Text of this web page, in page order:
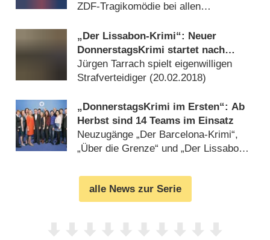
ZDF-Tragikomödie bei allen
„Der Lissabon-Krimi“: Neuer
DonnerstagsKrimi startet nach
Ostern
Jürgen Tarrach spielt eigenwilligen
Strafverteidiger (20.02.2018)
„DonnerstagsKrimi im Ersten“: Ab
Herbst sind 14 Teams im Einsatz
Neuzugänge „Der Barcelona-Krimi“,
„Über die Grenze“ und „Der Lissabon-
alle News zur Serie